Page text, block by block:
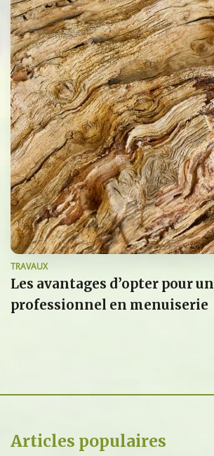
TRAVAUX
Les avantages d’opter pour un
professionnel en menuiserie
Articles populaires